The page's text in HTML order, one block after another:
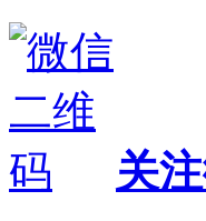
关